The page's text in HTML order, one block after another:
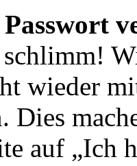
wieder
Dies
auf „Ich